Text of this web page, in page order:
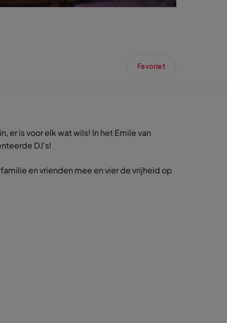
Favoriet
er is voor elk wat wils! In het Emile van
DJ's!
en vrienden mee en vier de vrijheid op